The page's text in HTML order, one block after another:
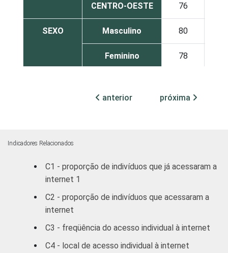
CENTRO-OESTE 76
SEXO Masculino 80
Feminino 78
Educação infantil
Superior 95
FAIXA
ETÁRIA
De 10 a 15 anos 60
De 25 a 34 anos 86
anterior próxima
Indicadores Relacionados
C1 - proporção de indivíduos que já acessaram a
internet 1
C2 - proporção de indivíduos que acessaram a
internet
C3 - freqüência do acesso individual à internet
C4 - local de acesso individual à internet